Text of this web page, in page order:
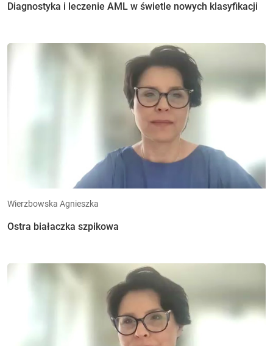
Diagnostyka i leczenie AML w świetle nowych klasyfikacji
Wierzbowska Agnieszka
Ostra białaczka szpikowa